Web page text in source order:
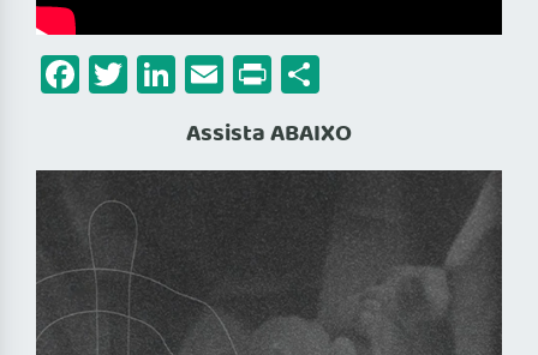
Facebook
Twitter
LinkedIn
Email
Print
Assista ABAIXO